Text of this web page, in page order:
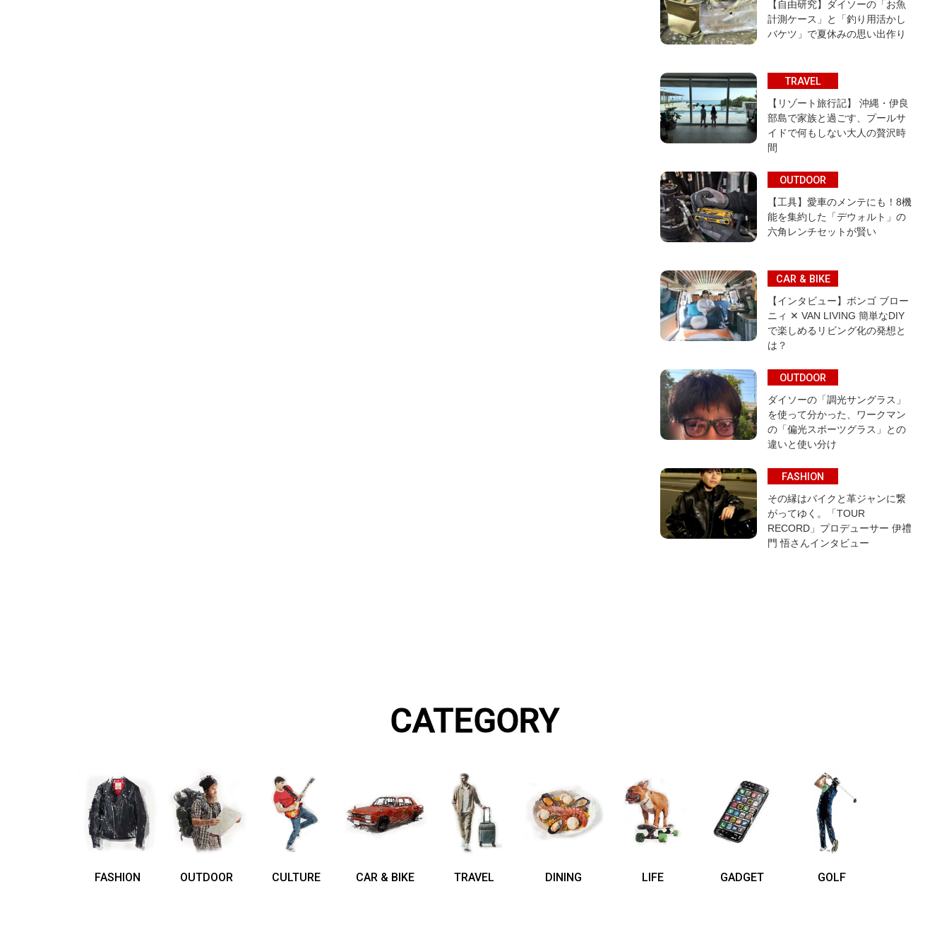
【自由研究】ダイソーの「お魚
計測ケース」と「釣り用活かし
バケツ」で夏休みの思い出作り
TRAVEL
【リゾート旅行記】 沖縄・伊良
部島で家族と過ごす、プールサ
イドで何もしない大人の贅沢時
間
OUTDOOR
【工具】愛車のメンテにも！8機
能を集約した「デウォルト」の
六角レンチセットが賢い
CAR & BIKE
【インタビュー】ボンゴ ブロー
ニィ ✕ VAN LIVING 簡単なDIY
で楽しめるリビング化の発想と
は？
OUTDOOR
ダイソーの「調光サングラス」
を使って分かった、ワークマン
の「偏光スポーツグラス」との
違いと使い分け
FASHION
その縁はバイクと革ジャンに繋
がってゆく。「TOUR
RECORD」プロデューサー 伊禮
門 悟さんインタビュー
CATEGORY
FASHION OUTDOOR CULTURE CAR & BIKE TRAVEL DINING LIFE GADGET GOLF